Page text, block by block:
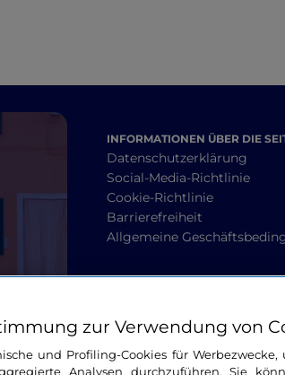
INFORMATIONEN ÜBER DIE
Datenschutzerklärung
Social-Media-Richtlinie
Cookie-Richtlinie
Barrierefreiheit
Allgemeine
zur Verwendung von
und Profiling-Cookies für
Analysen durchzuführen. Sie